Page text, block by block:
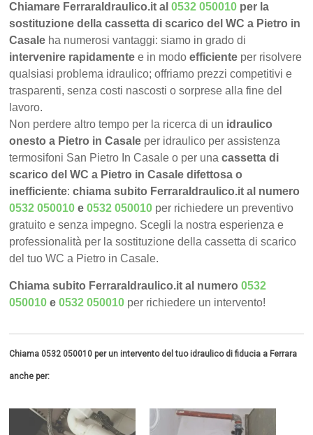
Chiamare FerraraIdraulico.it al0532 050010 per la
sostituzione della cassetta di scarico del WC a Pietro in
Casale ha numerosi vantaggi: siamo in grado di
intervenire rapidamente e in modoefficiente per risolvere
qualsiasi problema idraulico; offriamo prezzi competitivi e
trasparenti, senza costi nascosti o sorprese alla fine del
lavoro.
Non perdere altro tempo per la ricerca di un idraulico
onesto a Pietro in Casale per idraulico per assistenza
termosifoni San Pietro In Casale o per unacassetta di
scarico del WC a Pietro in Casale difettosa o
inefficiente:chiama subito FerraraIdraulico.it al numero
0532 050010 e0532 050010 per richiedere un preventivo
gratuito e senza impegno. Scegli la nostra esperienza e
professionalità per la sostituzione della cassetta di scarico
del tuo WC a Pietro in Casale.
Chiama subito FerraraIdraulico.it al numero0532
050010 e0532 050010 per richiedere un intervento!
Chiama 0532 050010 per un intervento del tuo idraulico di fiducia a Ferrara
anche per: